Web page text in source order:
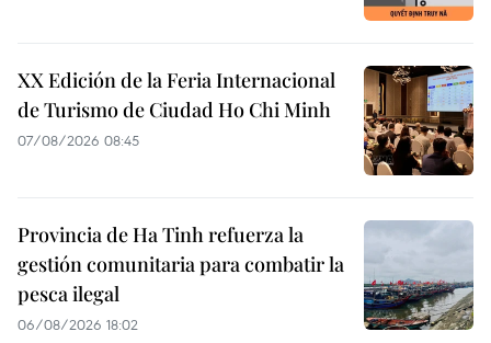
XX Edición de la Feria Internacional
de Turismo de Ciudad Ho Chi Minh
07/08/2026 08:45
Provincia de Ha Tinh refuerza la
gestión comunitaria para combatir la
pesca ilegal
06/08/2026 18:02